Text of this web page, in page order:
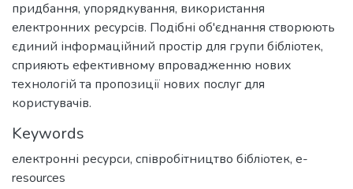
придбання, упорядкування, використання
електронних ресурсів. Подібні об'єднання створюють
єдиний інформаційний простір для групи бібліотек,
сприяють ефективному впровадженню нових
технологій та пропозиції нових послуг для
користувачів.
Keywords
електронні ресурси, співробітництво бібліотек, e-
resources